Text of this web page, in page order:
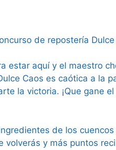
de repostería Dulce
estar aquí y el maestro
Caos es caótica a la
la victoria. ¡Que gane
de los
volverás y más puntos